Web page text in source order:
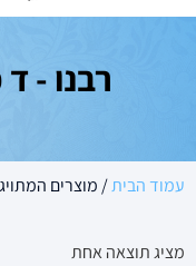
רבנו -
עמוד הבית/ מוצרים
מציג תוצאה אחת